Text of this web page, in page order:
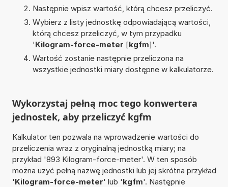
Następnie wpisz wartość, którą chcesz przeliczyć.
Wybierz z listy jednostkę odpowiadającą wartości,
którą chcesz przeliczyć, w tym przypadku
'Kilogram-force-meter [kgfm]'.
Wartość zostanie następnie przeliczona na
wszystkie jednostki miary dostępne w kalkulatorze.
Wykorzystaj pełną moc tego konwertera
jednostek, aby przeliczyć kgfm
Kalkulator ten pozwala na wprowadzenie wartości do
przeliczenia wraz z oryginalną jednostką miary; na
przykład '893 Kilogram-force-meter'. W ten sposób
można użyć pełną nazwę jednostki lub jej skrótna przykład
'Kilogram-force-meter' lub 'kgfm'. Następnie